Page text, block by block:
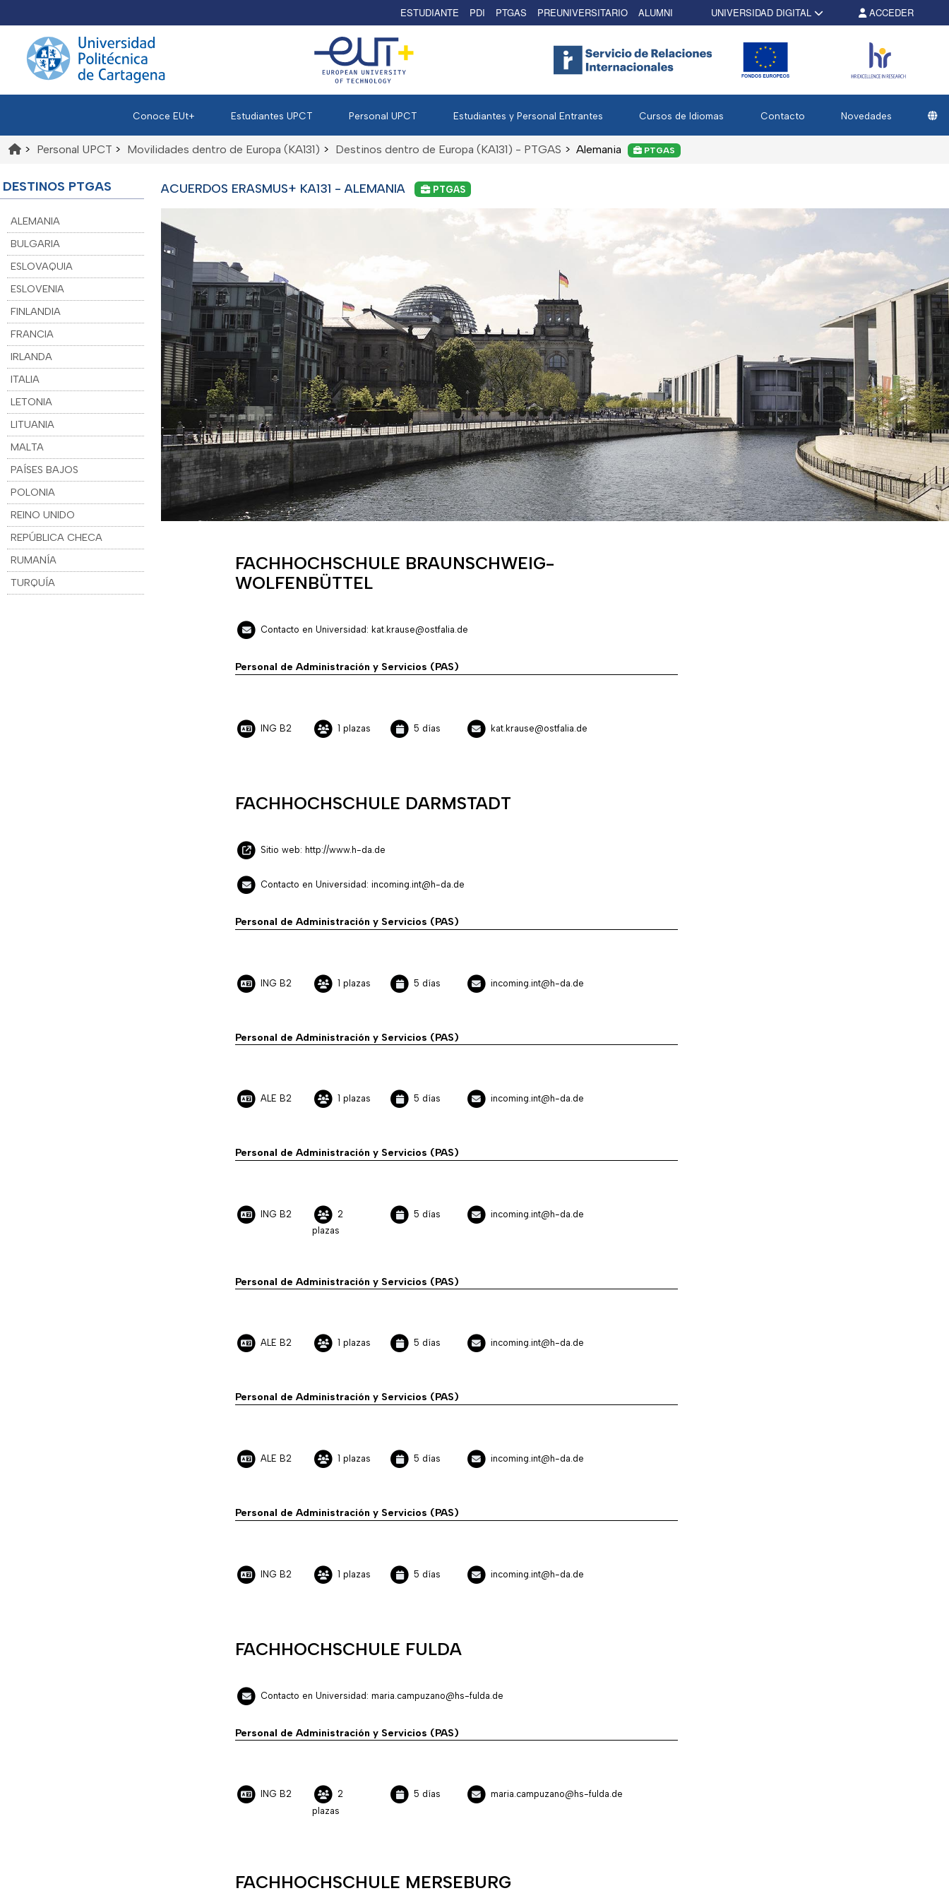
ESTUDIANTE PDI PTGAS PREUNIVERSITARIO ALUMNI UNIVERSIDAD DIGITAL ACCEDER
Conoce EUt+ Estudiantes UPCT Personal UPCT Estudiantes y Personal Entrantes Cursos de Idiomas Contacto Novedades
> Personal UPCT > Movilidades dentro de Europa (KA131) > Destinos dentro de Europa (KA131) - PTGAS > Alemania PTGAS
DESTINOS PTGAS
ALEMANIA
BULGARIA
ESLOVAQUIA
ESLOVENIA
FINLANDIA
FRANCIA
IRLANDA
ITALIA
LETONIA
LITUANIA
MALTA
PAÍSES BAJOS
POLONIA
REINO UNIDO
REPÚBLICA CHECA
RUMANÍA
TURQUÍA
ACUERDOS ERASMUS+ KA131 - ALEMANIA PTGAS
FACHHOCHSCHULE BRAUNSCHWEIG-
WOLFENBÜTTEL
Contacto en Universidad: kat.krause@ostfalia.de
Personal de Administración y Servicios (PAS)
ING B2 1 plazas 5 días kat.krause@ostfalia.de
FACHHOCHSCHULE DARMSTADT
Sitio web: http://www.h-da.de
Contacto en Universidad: incoming.int@h-da.de
Personal de Administración y Servicios (PAS)
ING B2 1 plazas 5 días incoming.int@h-da.de
Personal de Administración y Servicios (PAS)
ALE B2 1 plazas 5 días incoming.int@h-da.de
Personal de Administración y Servicios (PAS)
ING B2
2
plazas
5 días incoming.int@h-da.de
Personal de Administración y Servicios (PAS)
ALE B2 1 plazas 5 días incoming.int@h-da.de
Personal de Administración y Servicios (PAS)
ALE B2 1 plazas 5 días incoming.int@h-da.de
Personal de Administración y Servicios (PAS)
ING B2 1 plazas 5 días incoming.int@h-da.de
FACHHOCHSCHULE FULDA
Contacto en Universidad: maria.campuzano@hs-fulda.de
Personal de Administración y Servicios (PAS)
ING B2
2
plazas
5 días maria.campuzano@hs-fulda.de
FACHHOCHSCHULE MERSEBURG